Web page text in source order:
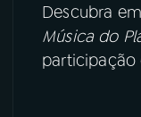
ACOMPANHE A
YouTube
Descubra
Música do
participação